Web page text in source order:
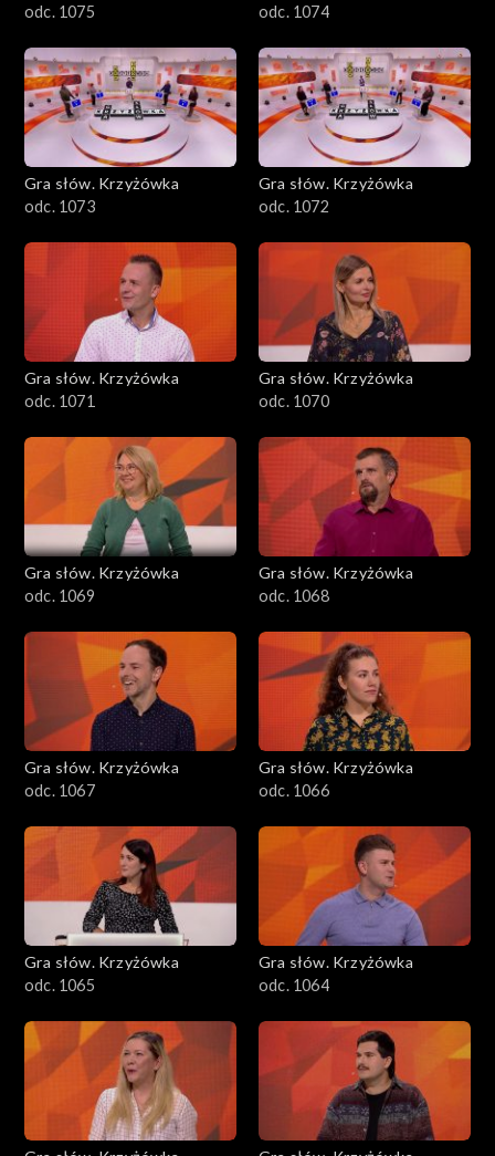
odc. 1075
odc. 1074
Gra słów. Krzyżówka
odc. 1073
Gra słów. Krzyżówka
odc. 1072
Gra słów. Krzyżówka
odc. 1071
Gra słów. Krzyżówka
odc. 1070
Gra słów. Krzyżówka
odc. 1069
Gra słów. Krzyżówka
odc. 1068
Gra słów. Krzyżówka
odc. 1067
Gra słów. Krzyżówka
odc. 1066
Gra słów. Krzyżówka
odc. 1065
Gra słów. Krzyżówka
odc. 1064